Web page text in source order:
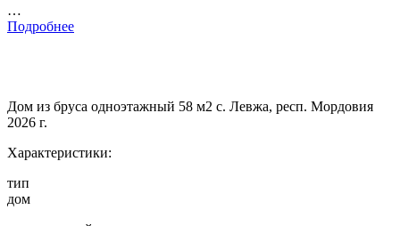
…
Подробнее
Дом из бруса одноэтажный 58 м2 с. Левжа, респ. Мордовия
2026 г.
Характеристики:
тип
дом